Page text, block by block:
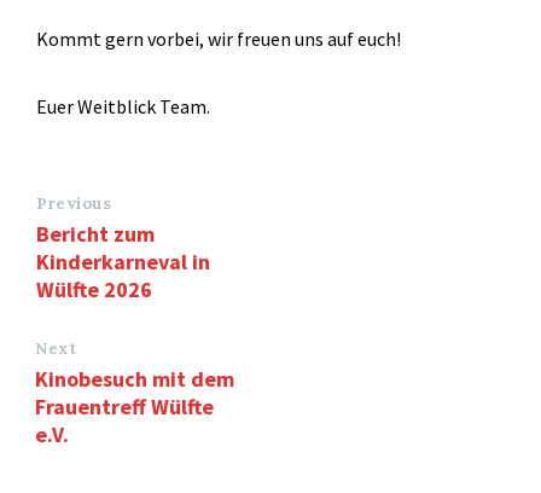
Kommt gern vorbei, wir freuen uns auf euch!
Euer Weitblick Team.
Previous
Bericht zum
Kinderkarneval in
Wülfte 2026
Next
Kinobesuch mit dem
Frauentreff Wülfte
e.V.